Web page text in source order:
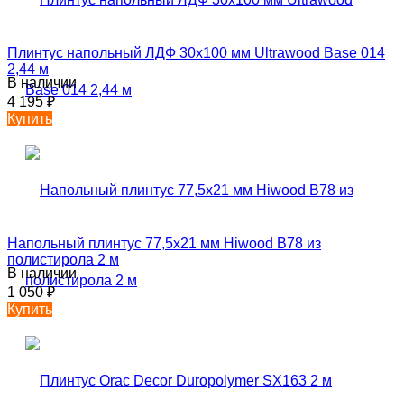
Плинтус напольный ЛДФ 30х100 мм Ultrawood Base 014
2,44 м
В наличии
4 195₽
Купить
Напольный плинтус 77,5х21 мм Hiwood B78 из
полистирола 2 м
В наличии
1 050₽
Купить